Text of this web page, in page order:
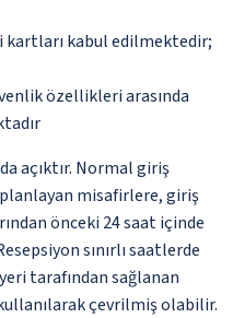
kartları kabul edilmektedir;
özellikleri arasında
açıktır. Normal giriş
planlayan misafirlere, giriş
önceki 24 saat içinde
sınırlı saatlerde
tarafından sağlanan
çevrilmiş olabilir.